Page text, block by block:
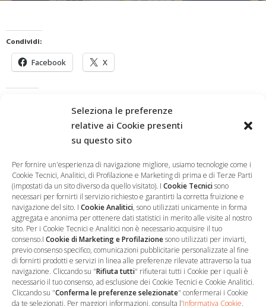
Seleziona le preferenze
relative ai Cookie presenti
su questo sito
Per fornire un'esperienza di navigazione migliore, usiamo tecnologie come i
Cookie Tecnici, Analitici, di Profilazione e Marketing di prima e di Terze Parti
(impostati da un sito diverso da quello visitato). I Cookie Tecnicisono
necessari per fornirti il servizio richiesto e garantirti la corretta fruizione e
navigazione del sito. I Cookie Analitici, sono utilizzati unicamente in forma
aggregata e anonima per ottenere dati statistici in merito alle visite al nostro
sito. Per i Cookie Tecnici e Analitici non è necessario acquisire il tuo
consenso.I Cookie di Marketing e Profilazionesono utilizzati per inviarti,
previo consenso specifico, comunicazioni pubblicitarie personalizzate al fine
di fornirti prodotti e servizi in linea alle preferenze rilevate attraverso la tua
navigazione. Cliccando su "Rifiuta tutti" rifiuterai tutti i Cookie per i quali è
necessario il tuo consenso, ad esclusione dei Cookie Tecnici e Cookie Analitici.
Cliccando su "Conferma le preferenze selezionate" confermerai i Cookie
da te selezionati. Per maggiori informazioni, consulta l'Informativa Cookie.
Condividi:
Facebook X
… Sede Operativa
via Marco Decumio, 19 -